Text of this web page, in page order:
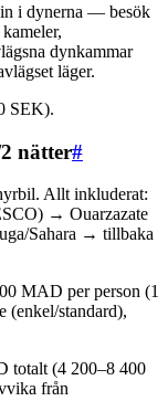
in i dynerna — besök
dynkammar
läger.
SEK).
nätter#
Allt inkluderat:
→ Ouarzazate
Sahara → tillbaka
MAD per person (1
(enkel/standard),
totalt (4 200–8 400
från